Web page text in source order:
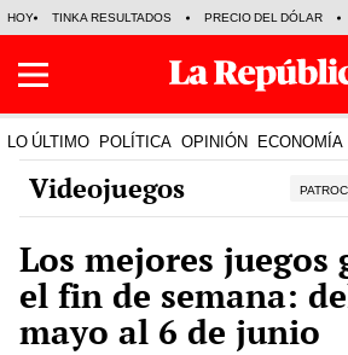
HOY TINKA RESULTADOS PRECIO DEL DÓLAR
LO ÚLTIMO POLÍTICA OPINIÓN ECONOMÍA
Videojuegos
Los mejores juegos
el fin de semana:
mayo al 6 de junio